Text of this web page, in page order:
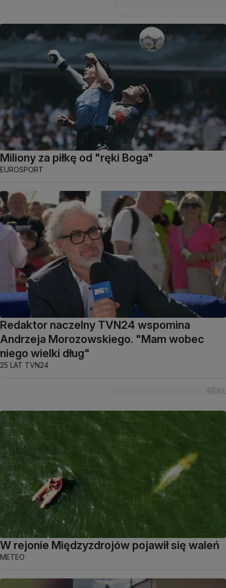
Miliony za piłkę od "ręki Boga"
EUROSPORT
Redaktor naczelny TVN24 wspomina
Andrzeja Morozowskiego. "Mam wobec
niego wielki dług"
25 LAT TVN24
W rejonie Międzyzdrojów pojawił się waleń
METEO